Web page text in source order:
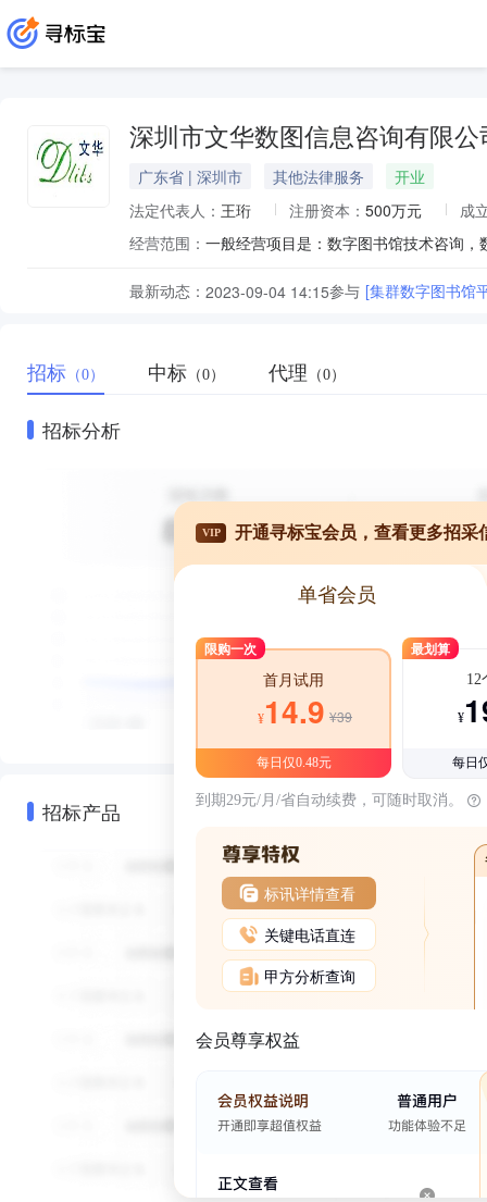
深圳市文华数图信息咨询有限公
广东省 | 深圳市 其他法律服务
开业
法定代表人： 王珩 注册资本： 500万元
成
经营范围：
最新动态： 2023-09-04 14:15参与 [集群数字图书馆
招标 （0） 中标 （0） 代理 （0）
招标分析
招标产品
VIP 开通寻标宝会员，查看更多招采
单省会员
限购一次
首月试用
¥14.9 ¥39
每日仅0.48元
最划算
12
¥
每日
到期29元/月/省自动续费，可随时取消。
标讯详情查看
关键电话直连
甲方分析查询
会员尊享权益